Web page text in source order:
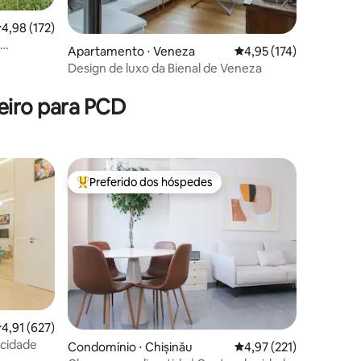
de uma avaliação média de 5, 172 avaliações
4,98 (172)
Apartamento ⋅ Veneza 4,95 de uma avaliação
4,95 (174)
Design de luxo da Bienal de Veneza
para PCD
de uma avaliação média de 5, 627 avaliações
4,91 (627)
Entre os melhores preferidos dos hóspedes
Preferido dos hóspedes
Condomínio ⋅ Chișinău 4,97 de uma avaliação
4,97 (221)